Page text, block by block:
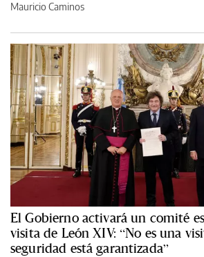
Mauricio Caminos
El Gobierno activará un comité
visita de León XIV: “No es una
seguridad está garantizada”